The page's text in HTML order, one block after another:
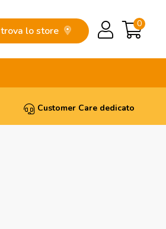
trova lo store
0
Customer Care dedicato